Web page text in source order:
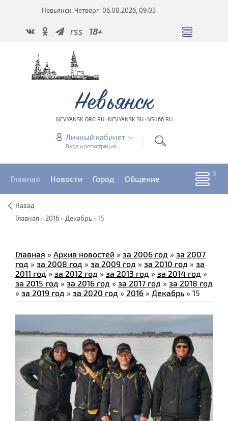
Невьянск: Четверг, 06.08.2026, 09:03
rss 18+
Невьянск
NEVYANSK.ORG.RU · NEVYANSK.SU · NSK66.RU
Личный кабинет
Вход и регистрация
Главная Новости Город Общение
Назад
Главная » 2016 » Декабрь »15
Главная » Архив новостей » за 2006 год » за 2007
год » за 2008 год » за 2009 год » за 2010 год » за
2011 год » за 2012 год » за 2013 год » за 2014 год »
за 2015 год » за 2016 год » за 2017 год » за 2018 год
» за 2019 год » за 2020 год » 2016 » Декабрь » 15